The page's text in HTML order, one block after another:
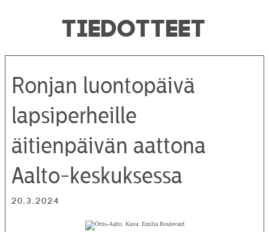
TIEDOTTEET
Ronjan luontopäivä
lapsiperheille
äitienpäivän aattona
Aalto-keskuksessa
20.3.2024